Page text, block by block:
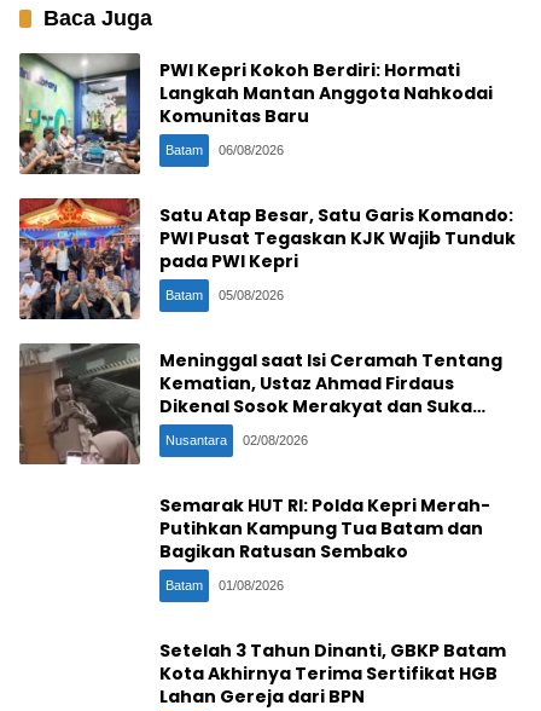
Baca Juga
PWI Kepri Kokoh Berdiri: Hormati
Langkah Mantan Anggota Nahkodai
Komunitas Baru
Batam 06/08/2026
Satu Atap Besar, Satu Garis Komando:
PWI Pusat Tegaskan KJK Wajib Tunduk
pada PWI Kepri
Batam 05/08/2026
Meninggal saat Isi Ceramah Tentang
Kematian, Ustaz Ahmad Firdaus
Dikenal Sosok Merakyat dan Suka
Ngopi Bareng
Nusantara 02/08/2026
Semarak HUT RI: Polda Kepri Merah-
Putihkan Kampung Tua Batam dan
Bagikan Ratusan Sembako
Batam 01/08/2026
Setelah 3 Tahun Dinanti, GBKP Batam
Kota Akhirnya Terima Sertifikat HGB
Lahan Gereja dari BPN